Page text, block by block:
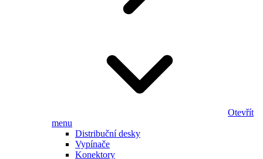
Otevřít
menu
Distribuční desky
Vypínače
Konektory